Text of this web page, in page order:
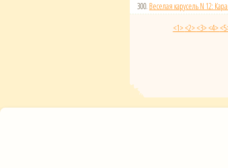
300. Веселая карусель N 12:
<1><2><3><4>